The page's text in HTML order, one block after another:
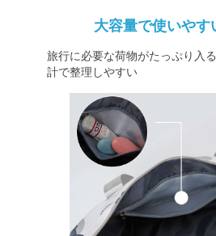
大容量で使いやす
旅行に必要な荷物がたっぷり入
計で整理しやすい